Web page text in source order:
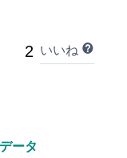
2 いいね
データ